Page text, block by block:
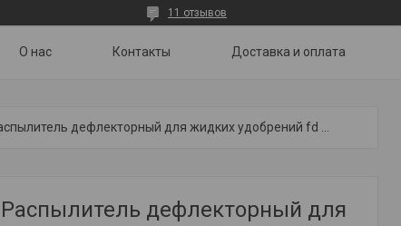
11 отзывов
О нас Контакты Доставка и оплата
Распылитель дефлекторный для